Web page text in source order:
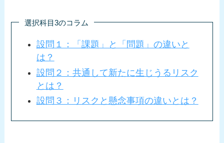
選択科目3のコラム
設問１：「課題」と「問題」の違いと
は？
設問２：共通して新たに生じうるリスク
とは？
設問３：リスクと懸念事項の違いとは？